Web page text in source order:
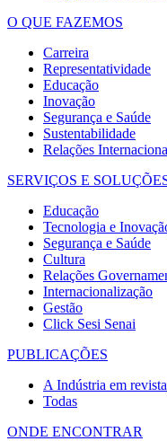
O QUE FAZEMOS
Carreira
Representatividade
Educação
Inovação
Segurança e Saúde
Sustentabilidade
Relações
SERVIÇOS E
Educação
Tecnologia e
Segurança e Saúde
Cultura
Relações
Internacionalização
Gestão
Click Sesi Senai
PUBLICAÇÕES
A Indústria em revista
Todas
ONDE ENCONTRAR